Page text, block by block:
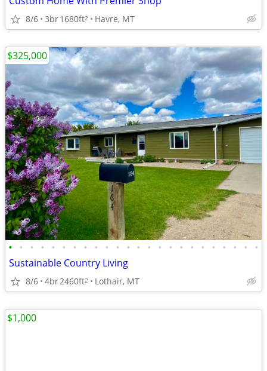
8/6 3br1680ft2 Havre, MT
• • • • • • • • • • • • • • • • • • • • • • • •
Sustainable Country Living
8/6 4br2460ft2 Lothair, MT
$325,000
$1,000